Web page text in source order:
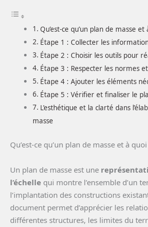
Qu’est-ce qu’un plan de masse
Étape 1 : Collecter les
Étape 2 : Choisir les outils pour
Étape 3 : Respecter les normes et
Étape 4 : Ajouter les éléments
Étape 5 : Vérifier et finaliser le
L’esthétique et la clarté dans
masse
Qu’est-ce qu’un plan de masse et à
Un plan de masse est une
l’échelle qui montre l’ensemble d’un
l’implantation des constructions
document permet d’apprécier les
différentes structures, les limites du